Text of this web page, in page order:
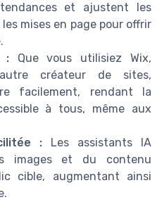
et ajustent les
mises en page pour offrir
:Que vous utilisiez Wix,
créateur de sites,
facilement, rendant la
à tous, même aux
: Les assistants IA
images et du contenu
cible, augmentant ainsi